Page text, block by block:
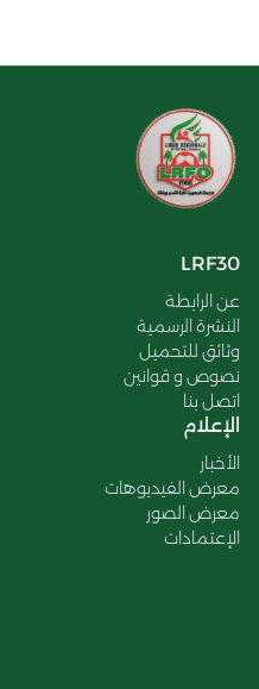
LRF30
عن الرابطة
النشرة الرسمية
وثائق للتحميل
نصوص و قوانين
اتصل بنا
الإعلام
الأخبار
معرض الفيديوهات
معرض الصور
الإعتمادات